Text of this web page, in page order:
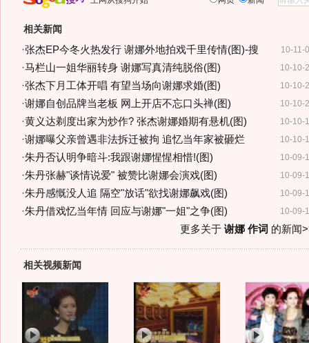
相关新闻
10-11-
·张杰EP今冬火热发行 谢娜外地拍戏千里传情(图)-搜
10-10-
·马栏山一姐华丽转身 谢娜写真清纯脱俗(图)
10-10-
·张杰下月工体开唱 有望当场向谢娜求婚(图)
10-10-
·谢娜自创品牌当老板 网上开店不忘口头禅(图)
10-10-
·黄义达剃度出家为炒作? 张杰谢娜婚期有悬机(图)
10-10-
·谢娜曝父亲曾遇非法拆迁被拘 追忆当年家被砸烂
10-09-
·朱丹否认明争暗斗:我跟谢娜惺惺相惜!(图)
10-09-
·朱丹张赫"谈情说爱" 被赞比谢娜会演戏(图)
10-09-
·朱丹感慨没人追 隔空"放话"欲找谢娜飙戏(图)
10-09-
·朱丹借戏忆当年情 回应与谢娜"一姐"之争(图)
更多关于 谢娜 作词 的新闻
相关视频新闻